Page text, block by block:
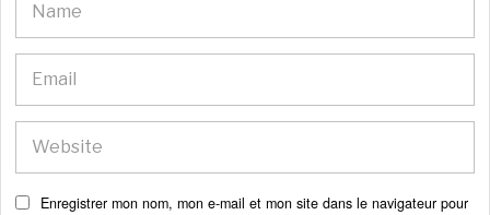
Enregistrer mon nom, mon e-mail et mon site dans le navigateur pour